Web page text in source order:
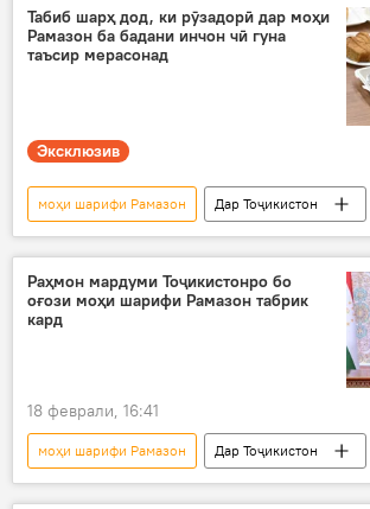
рӯзадорӣ
Рамазон
Табиб шарҳ дод, ки рӯзадорӣ дар моҳи
Рамазон ба бадани инчон чӣ гуна
таъсир мерасонад
Эксклюзив
моҳи шарифи Рамазон
Дар Тоҷикистон
Дин ва оин
Ислом
мусалмонон
Раҳмон мардуми Тоҷикистонро бо
оғози моҳи шарифи Рамазон табрик
кард
18 феврали, 16:41
моҳи шарифи Рамазон
Дар Тоҷикистон
Эмомалӣ Раҳмон
паёми табрикотӣ